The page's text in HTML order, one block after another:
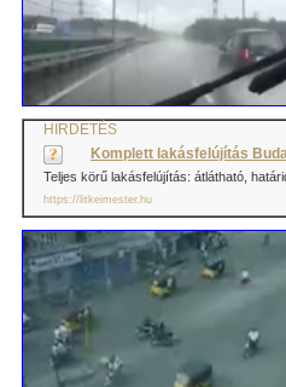
HIRDETÉS
Komplett lakásfelújítás
Teljes körű lakásfelújítás: átlátható,
https://litkeimester.hu